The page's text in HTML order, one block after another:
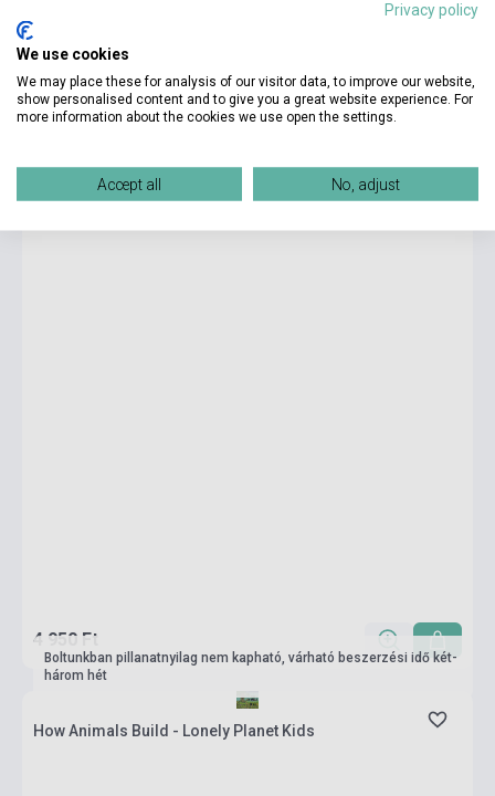
3 825 Ft
Készlet: 1-10 darab
4 950 Ft
Boltunkban pillanatnyilag nem kapható, várható beszerzési idő két-
három hét
How Animals Build - Lonely Planet Kids
Privacy policy
We use cookies
We may place these for analysis of our visitor data, to improve our website,
show personalised content and to give you a great website experience. For
more information about the cookies we use open the settings.
Accept all No, adjust